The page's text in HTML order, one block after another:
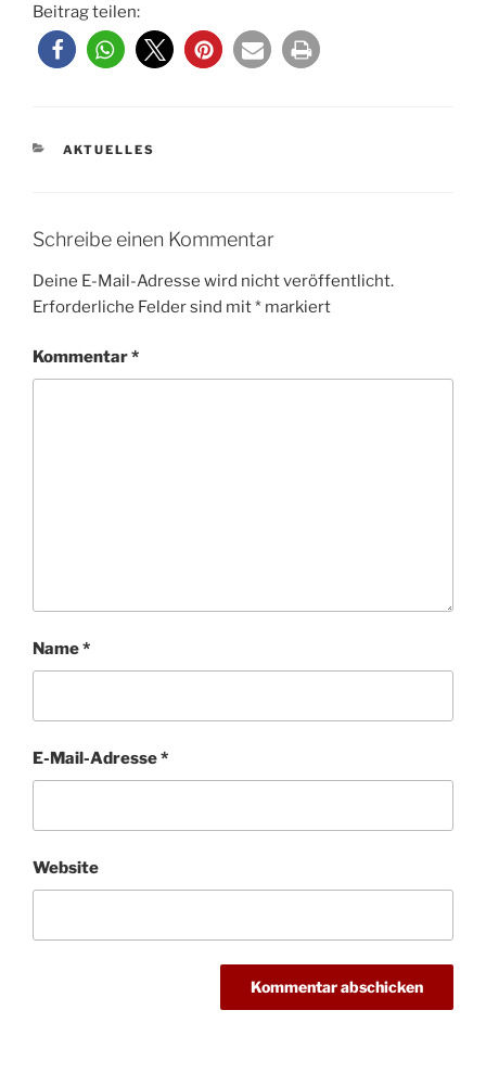
Beitrag teilen:
KATEGORIEN
AKTUELLES
Schreibe einen Kommentar
Deine E-Mail-Adresse wird nicht veröffentlicht.
Erforderliche Felder sind mit* markiert
Kommentar*
Name*
E-Mail-Adresse*
Website